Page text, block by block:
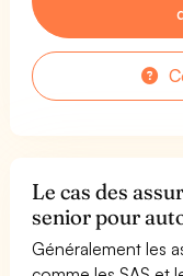
Le cas des
senior pour
Généralement les